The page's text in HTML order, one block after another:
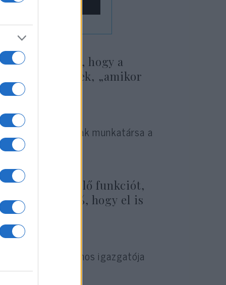
számára, hogy a
akkor lőjenek, „amikor
leányvállalatának munkatársa a
a tűzvezérlő funkciót,
nem 100%, hogy el is
és általános igazgatója